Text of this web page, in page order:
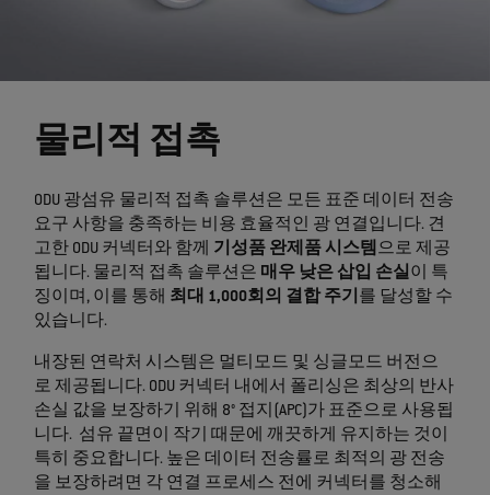
물리적 접촉
ODU 광섬유 물리적 접촉 솔루션은 모든 표준 데이터 전송
요구 사항을 충족하는 비용 효율적인 광 연결입니다. 견
고한 ODU 커넥터와 함께 기성품 완제품 시스템 으로 제공
됩니다. 물리적 접촉 솔루션은 매우 낮은 삽입 손실이 특
징이며, 이를 통해 최대 1,000회의 결합 주기 를 달성할 수
있습니다.
내장된 연락처 시스템은 멀티모드 및 싱글모드 버전으
로 제공됩니다. ODU 커넥터 내에서 폴리싱은 최상의 반사
손실 값을 보장하기 위해 8° 접지(APC)가 표준으로 사용됩
니다. 섬유 끝면이 작기 때문에 깨끗하게 유지하는 것이
특히 중요합니다. 높은 데이터 전송률로 최적의 광 전송
을 보장하려면 각 연결 프로세스 전에 커넥터를 청소해